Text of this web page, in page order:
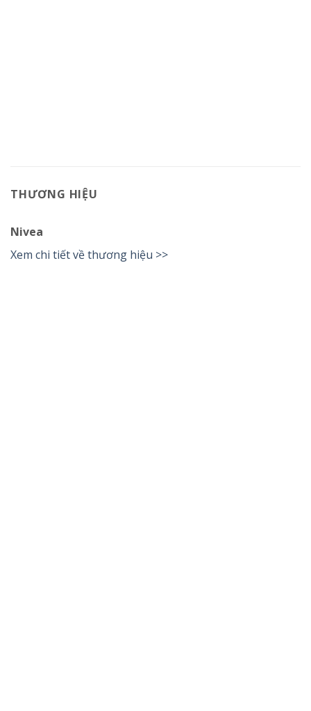
THƯƠNG HIỆU
Nivea
Xem chi tiết về thương hiệu >>